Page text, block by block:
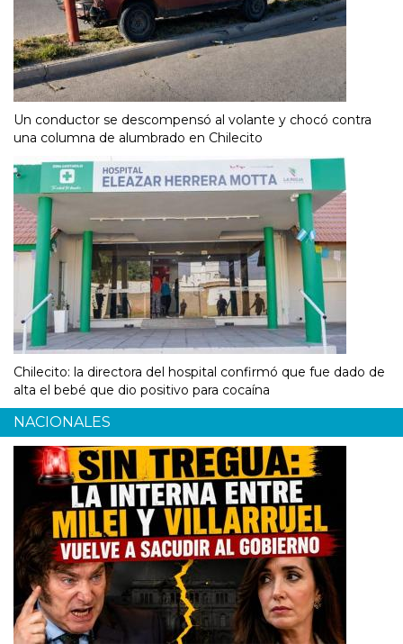
Un conductor se descompensó al volante y chocó contra
una columna de alumbrado en Chilecito
Chilecito: la directora del hospital confirmó que fue dado de
alta el bebé que dio positivo para cocaína
NACIONALES